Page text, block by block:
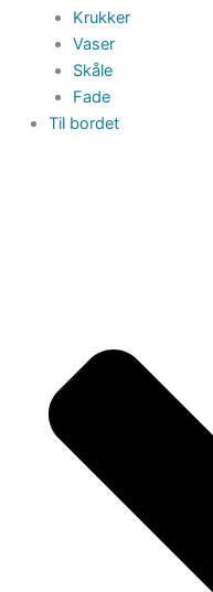
Krukker
Vaser
Skåle
Fade
Til bordet